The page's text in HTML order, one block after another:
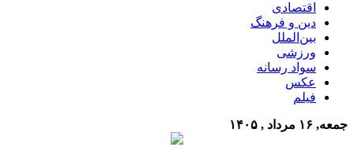
اقتصادی
دین و فرهنگ
بین‌الملل
ورزشی
سواد رسانه
عکس
فیلم
جمعه, ۱۶ مرداد , ۱۴۰۵